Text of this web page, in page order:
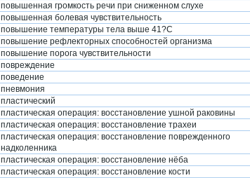
повышенная громкость речи при сниженном слухе
повышенная болевая чувствительность
повышение температуры тела выше 41?С
повышение рефлекторных способностей организма
повышение порога чувствительности
повреждение
поведение
пневмония
пластический
пластическая операция: восстановление ушной раковины
пластическая операция: восстановление трахеи
пластическая операция: восстановление поврежденного
надколенника
пластическая операция: восстановление нёба
пластическая операция: восстановление кости